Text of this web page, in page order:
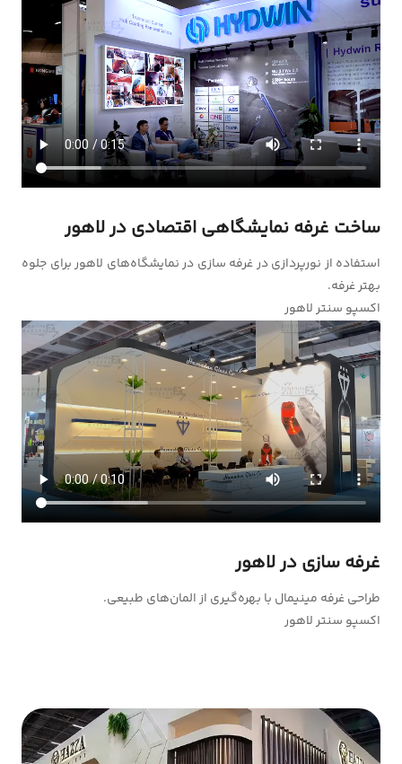
ساخت غرفه نمایشگاهی اقتصادی در لاهور
استفاده از نورپردازی در غرفه سازی در نمایشگاه‌های لاهور برای جلوه
بهتر غرفه.
اکسپو سنتر لاهور
غرفه سازی در لاهور
طراحی غرفه مینیمال با بهره‌گیری از المان‌های طبیعی.
اکسپو سنتر لاهور